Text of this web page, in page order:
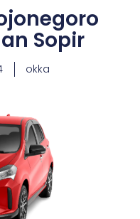
Sopir
okka